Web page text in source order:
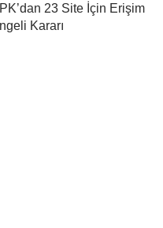
23 Site İçin Erişim
Kararı